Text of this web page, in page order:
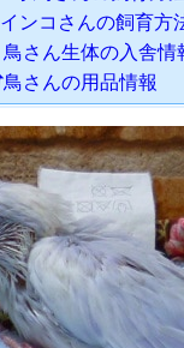
インコさんの飼育方
鳥さん生体の入舎情
鳥さんの用品情報